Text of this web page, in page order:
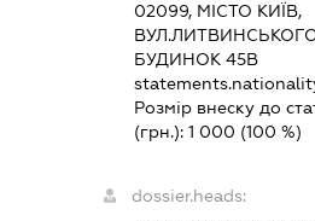
02099, МІСТО КИЇВ,
БУДИНОК 45В
Розмір внеску до
(грн.):1 000 (100 %)
dossier.heads: